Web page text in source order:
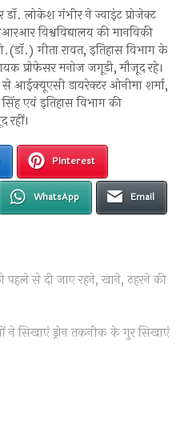
डॉ. लोकेश गंभीर ने ज्वाइंट प्रोजेक्ट
विश्वविद्यालय की मानविकी
गीता रावत, इतिहास विभाग के
प्रोफेसर मनोज जगूड़ी, मौजूद रहे।
डायरेक्टर ओनीमा शर्मा,
एवं इतिहास विभाग की
रहीं।
Pinterest
WhatsApp Email
पहले से दी जाए रहने, खाने, ठहरने की
ने सिखाएं ड्रोन तकनीक के गुर सिखाएं